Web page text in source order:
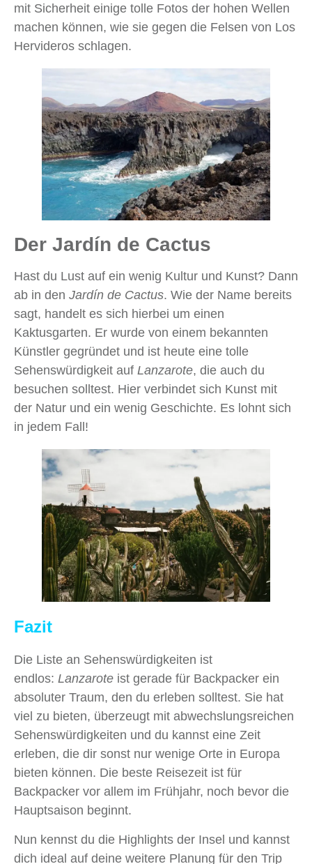
mit Sicherheit einige tolle Fotos der hohen Wellen
machen können, wie sie gegen die Felsen von Los
Hervideros schlagen.
Der Jardín de Cactus
Hast du Lust auf ein wenig Kultur und Kunst? Dann
ab in den Jardín de Cactus. Wie der Name bereits
sagt, handelt es sich hierbei um einen
Kaktusgarten. Er wurde von einem bekannten
Künstler gegründet und ist heute eine tolle
Sehenswürdigkeit auf Lanzarote, die auch du
besuchen solltest. Hier verbindet sich Kunst mit
der Natur und ein wenig Geschichte. Es lohnt sich
in jedem Fall!
Fazit
Die Liste an Sehenswürdigkeiten ist
endlos: Lanzarote ist gerade für Backpacker ein
absoluter Traum, den du erleben solltest. Sie hat
viel zu bieten, überzeugt mit abwechslungsreichen
Sehenswürdigkeiten und du kannst eine Zeit
erleben, die dir sonst nur wenige Orte in Europa
bieten können. Die beste Reisezeit ist für
Backpacker vor allem im Frühjahr, noch bevor die
Hauptsaison beginnt.
Nun kennst du die Highlights der Insel und kannst
dich ideal auf deine weitere Planung für den Trip